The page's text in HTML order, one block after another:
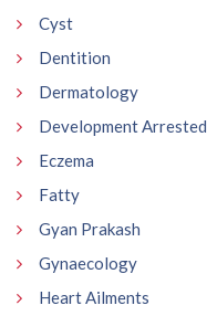
Cyst
Dentition
Dermatology
Development Arrested
Eczema
Fatty
Gyan Prakash
Gynaecology
Heart Ailments